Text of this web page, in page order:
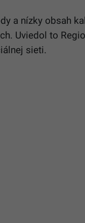
a nízky obsah
Uviedol to
sieti.